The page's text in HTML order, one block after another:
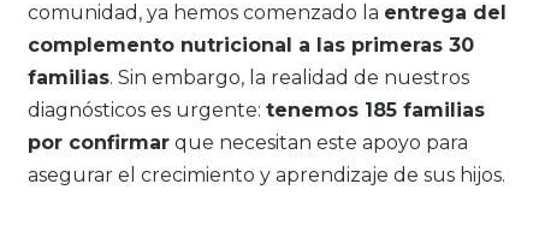
comunidad, ya hemos comenzado la entrega del
complemento nutricional a las primeras 30
familias. Sin embargo, la realidad de nuestros
diagnósticos es urgente: tenemos 185 familias
por confirmar que necesitan este apoyo para
asegurar el crecimiento y aprendizaje de sus hijos.